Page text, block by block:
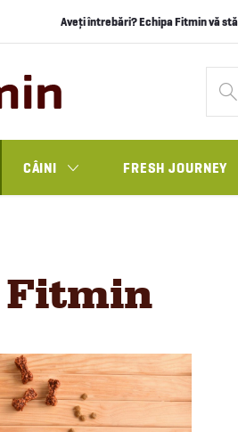
Aveți întrebări? Echipa Fitmin vă
CÂINI FRESH JOURNEY
Fitmin